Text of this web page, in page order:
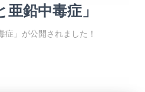
鉛中毒症」
症」が公開されました！